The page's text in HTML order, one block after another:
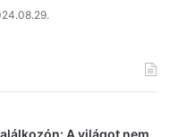
A világot nem